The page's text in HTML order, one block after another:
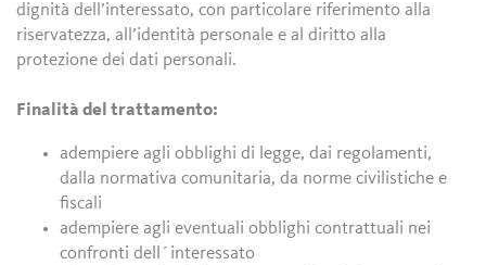
dignità dell’interessato, con particolare riferimento alla
riservatezza, all’identità personale e al diritto alla
protezione dei dati personali.
Finalità del trattamento:
adempiere agli obblighi di legge, dai regolamenti,
dalla normativa comunitaria, da norme civilistiche e
fiscali
adempiere agli eventuali obblighi contrattuali nei
confronti dell´interessato